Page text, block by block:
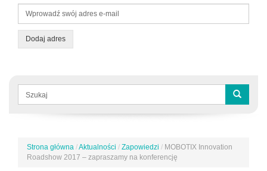
Dodaj adres
Formularz
wyszukiwania
Jesteś
tutaj
Strona główna /Aktualności / Zapowiedzi / MOBOTIX Innovation
Roadshow 2017 – zapraszamy na konferencję